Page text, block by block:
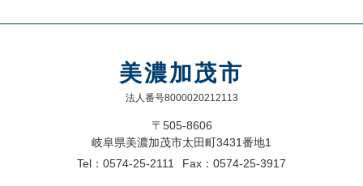
美濃加茂市
法人番号8000020212113
〒505-8606
岐阜県美濃加茂市太田町3431番地1
Tel：0574-25-2111
Fax：0574-25-3917